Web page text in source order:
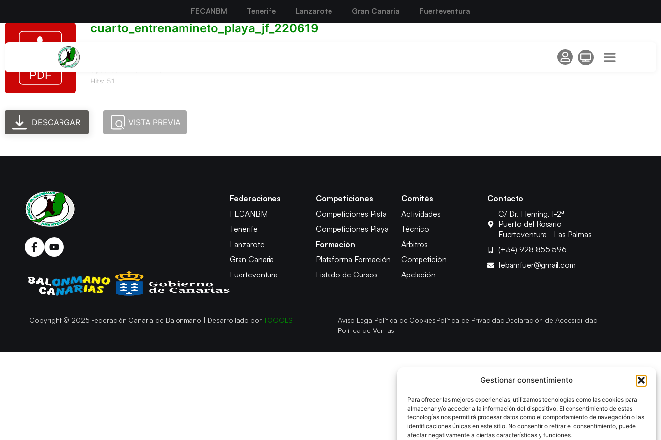
Gestionar consentimiento
Para ofrecer las mejores experiencias, utilizamos tecnologías como las cookies para
almacenar y/o acceder a la información del dispositivo. El consentimiento de estas
tecnologías nos permitirá procesar datos como el comportamiento de navegación o las
identificaciones únicas en este sitio. No consentir o retirar el consentimiento, puede
afectar negativamente a ciertas características y funciones.
FECANBM Tenerife Lanzarote Gran Canaria Fuerteventura
cuarto_entrenamineto_playa_jf_220619
Hits: 51
DESCARGAR VISTA PREVIA
Federaciones
FECANBM
Tenerife
Lanzarote
Gran Canaria
Fuerteventura
Competiciones
Competiciones Pista
Competiciones Playa
Formación
Plataforma Formación
Listado de Cursos
Comités
Actividades
Técnico
Árbitros
Competición
Apelación
Contacto
C/ Dr. Fleming, 1-2ª
Puerto del Rosario
Fuerteventura - Las Palmas
(+34) 928 855 596
febamfuer@gmail.com
Copyright © 2025 Federación Canaria de Balonmano | Desarrollado porTOOOLS Aviso LegalPolítica de CookiesPolítica de PrivacidadDeclaración de Accesibilidad
Política de Ventas